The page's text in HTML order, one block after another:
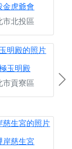
金虎爺會
市北投區
玉明殿
市貢寮區
岸慈生宮